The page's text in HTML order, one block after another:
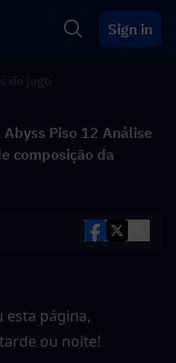
Sign in
Piso 12 Análise
composição da
esta página,
ou noite!